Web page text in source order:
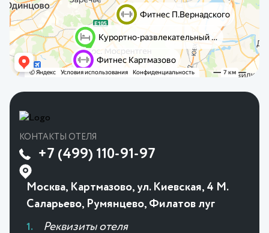
КОНТАКТЫ ОТЕЛЯ
+7 (499) 110-91-97
Москва, Картмазово, ул. Киевская, 4 М.
Саларьево, Румянцево, Филатов луг
Реквизиты отеля